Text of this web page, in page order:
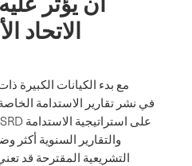
الاتحاد
مع بدء الكيانات الكبيرة
والتقارير السنوية أكثر
التشريعية المقترحة قد